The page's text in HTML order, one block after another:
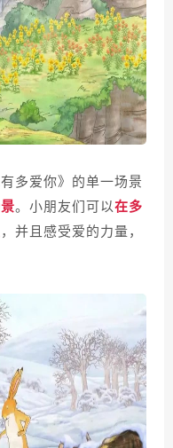
多爱你》的单一场景
。 小朋友们可以在多
，并且感受爱的力量，